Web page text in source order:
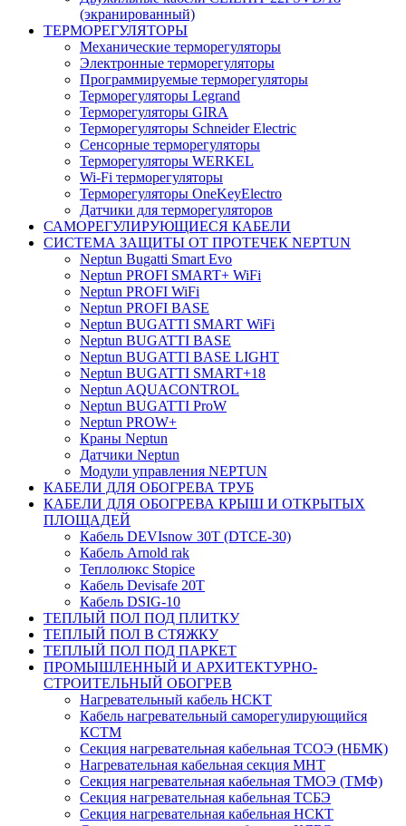
(экранированный)
ТЕРМОРЕГУЛЯТОРЫ
Механические терморегуляторы
Электронные терморегуляторы
Программируемые терморегуляторы
Терморегуляторы Legrand
Терморегуляторы GIRA
Терморегуляторы Schneider Electric
Сенсорные терморегуляторы
Терморегуляторы WERKEL
Wi-Fi терморегуляторы
Терморегуляторы OneKeyElectro
Датчики для терморегуляторов
САМОРЕГУЛИРУЮЩИЕСЯ КАБЕЛИ
СИСТЕМА ЗАЩИТЫ ОТ ПРОТЕЧЕК NEPTUN
Neptun Bugatti Smart Evo
Neptun PROFI SMART+ WiFi
Neptun PROFI WiFi
Neptun PROFI BASE
Neptun BUGATTI SMART WiFi
Neptun BUGATTI BASE
Neptun BUGATTI BASE LIGHT
Neptun BUGATTI SMART+18
Neptun AQUACONTROL
Neptun BUGATTI ProW
Neptun PROW+
Краны Neptun
Датчики Neptun
Модули управления NEPTUN
КАБЕЛИ ДЛЯ ОБОГРЕВА ТРУБ
КАБЕЛИ ДЛЯ ОБОГРЕВА КРЫШ И ОТКРЫТЫХ
ПЛОЩАДЕЙ
Кабель DEVIsnow 30Т (DTCE-30)
Кабель Arnold rak
Теплолюкс Stopice
Кабель Devisafe 20T
Кабель DSIG-10
ТЕПЛЫЙ ПОЛ ПОД ПЛИТКУ
ТЕПЛЫЙ ПОЛ В СТЯЖКУ
ТЕПЛЫЙ ПОЛ ПОД ПАРКЕТ
ПРОМЫШЛЕННЫЙ И АРХИТЕКТУРНО-
СТРОИТЕЛЬНЫЙ ОБОГРЕВ
Нагревательный кабель НCKТ
Кабель нагревательный саморегулирующийся
КСТМ
Секция нагревательная кабельная ТСОЭ (НБМК)
Нагревательная кабельная секция МНТ
Секция нагревательная кабельная ТМОЭ (ТМФ)
Секция нагревательная кабельная ТСБЭ
Секция нагревательная кабельная НСКТ